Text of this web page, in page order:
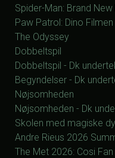
Spider-Man: Brand New
Paw Patrol: Dino Filmen
The Odyssey
Dobbeltspil
Dobbeltspil - Dk
Begyndelser - Dk
Nøjsomheden
Nøjsomheden - Dk
Skolen med magiske
Andre Rieus 2026
The Met 2026: Cosi Fan